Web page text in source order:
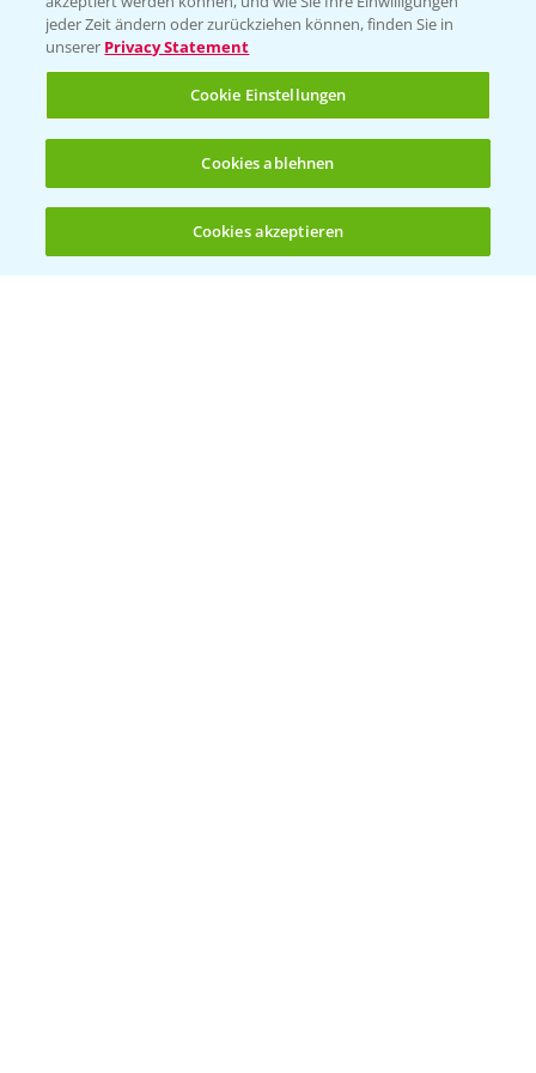
(noch 4)
Ackerbau
Saatgut
Sonderkulturen
Verantwortung & Sorgfalt
PAMIRA - Packmittelrücknahme
Sammelstellen und Termine
jeder Zeit ändern oder zurückziehen können, finden Sie in
unserer Privacy Statement
Cookie Einstellungen
Cookies ablehnen
Cookies akzeptieren